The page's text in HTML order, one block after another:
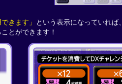
きます」
という表示になっていれば、
とができます！